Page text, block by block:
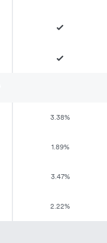
3.38%
1.89%
3.47%
2.22%